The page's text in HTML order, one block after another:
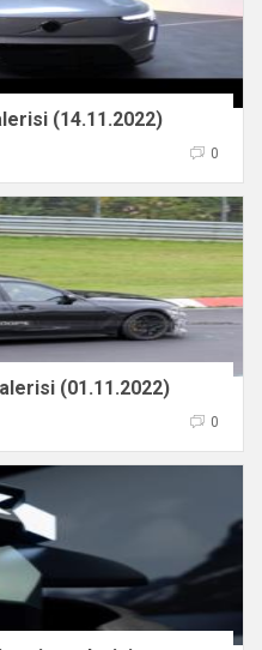
(14.11.2022)
0
(01.11.2022)
0